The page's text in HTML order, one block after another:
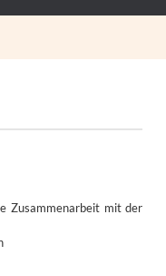
Zusammenarbeit mit der